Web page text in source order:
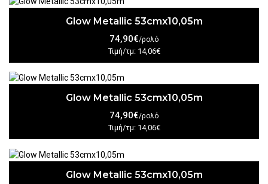
Glow Metallic 53cmx10,05m
74,90€/ρολό
Τιμή/τμ: 14,06€
Glow Metallic 53cmx10,05m
74,90€/ρολό
Τιμή/τμ: 14,06€
Glow Metallic 53cmx10,05m